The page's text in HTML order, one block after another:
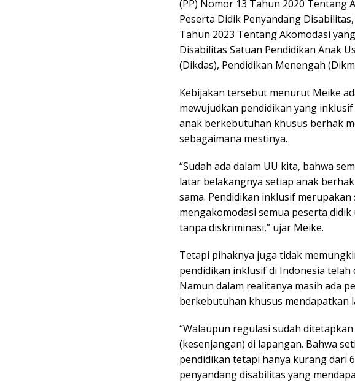
(PP) Nomor 13 Tahun 2020 Tentang
Peserta Didik Penyandang
Tahun 2023 Tentang Akomodasi
Disabilitas Satuan Pendidikan Anak
(Dikdas), Pendidikan Menengah
Kebijakan tersebut menurut Meike
mewujudkan pendidikan yang
anak berkebutuhan khusus berhak
sebagaimana mestinya.
“Sudah ada dalam UU kita, bahwa
latar belakangnya setiap anak
sama. Pendidikan inklusif
mengakomodasi semua peserta
tanpa diskriminasi,” ujar Meike.
Tetapi pihaknya juga tidak
pendidikan inklusif di Indonesia
Namun dalam realitanya masih ada
berkebutuhan khusus mendapatkan
“Walaupun regulasi sudah
(kesenjangan) di lapangan. Bahwa
pendidikan tetapi hanya kurang dari
penyandang disabilitas yang